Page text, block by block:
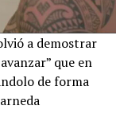
a demostrar
que en
de forma